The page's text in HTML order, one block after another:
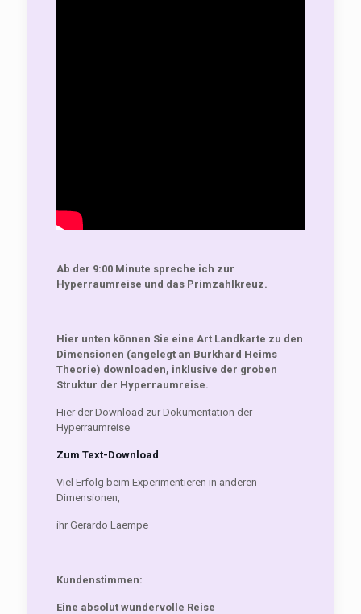
Ab der 9:00 Minute spreche ich zur
Hyperraumreise und das Primzahlkreuz.
Hier unten können Sie eine Art Landkarte zu den
Dimensionen (angelegt an Burkhard Heims
Theorie) downloaden, inklusive der groben
Struktur der Hyperraumreise.
Hier der Download zur Dokumentation der
Hyperraumreise
Zum Text-Download
Viel Erfolg beim Experimentieren in anderen
Dimensionen,
ihr Gerardo Laempe
Kundenstimmen:
Eine absolut wundervolle Reise